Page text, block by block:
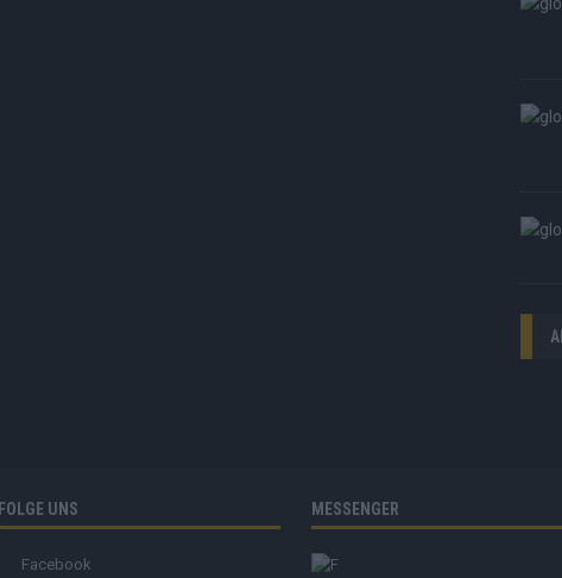
FOLGE UNS
Facebook
MESSENGER